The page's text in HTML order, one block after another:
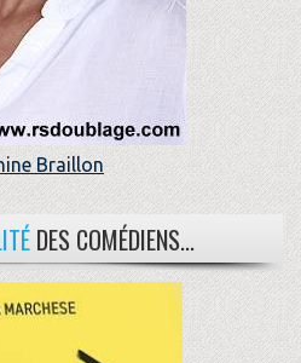
Braillon
DES COMÉDIENS...